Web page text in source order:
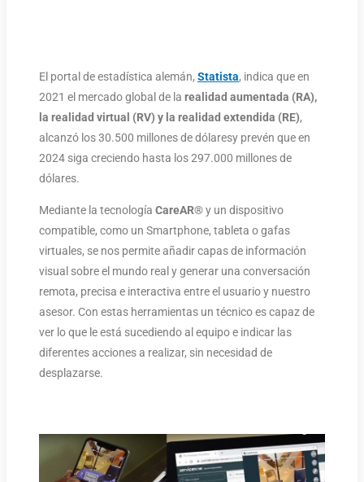
El portal de estadística alemán, Statista, indica que en
2021 el mercado global de la realidad aumentada (RA),
la realidad virtual (RV) y la realidad extendida (RE),
alcanzó los 30.500 millones de dólaresy prevén que en
2024 siga creciendo hasta los 297.000 millones de
dólares.
Mediante la tecnología CareAR® y un dispositivo
compatible, como un Smartphone, tableta o gafas
virtuales, se nos permite añadir capas de información
visual sobre el mundo real y generar una conversación
remota, precisa e interactiva entre el usuario y nuestro
asesor. Con estas herramientas un técnico es capaz de
ver lo que le está sucediendo al equipo e indicar las
diferentes acciones a realizar, sin necesidad de
desplazarse.